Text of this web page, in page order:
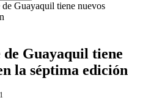
Guayaquil tiene nuevos
Guayaquil tiene
la séptima edición